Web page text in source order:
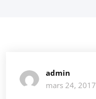
admin
mars 24, 2017